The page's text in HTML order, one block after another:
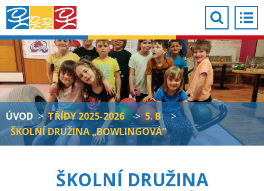
ÚVOD > TŘÍDY 2025-2026 > 5. B
>
ŠKOLNÍ DRUŽINA „BOWLINGOVÁ“
ŠKOLNÍ DRUŽINA